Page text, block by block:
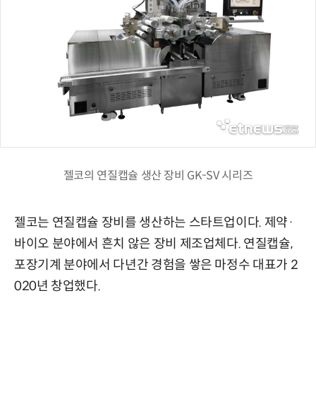
젤코의 연질캡슐 생산 장비 GK-SV 시리즈
젤코는 연질캡슐 장비를 생산하는 스타트업이다. 제약·
바이오 분야에서 흔치 않은 장비 제조업체다. 연질캡슐,
포장기계 분야에서 다년간 경험을 쌓은 마정수 대표가 2
020년 창업했다.